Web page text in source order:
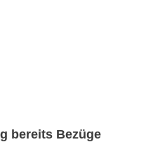
bereits Bezüge